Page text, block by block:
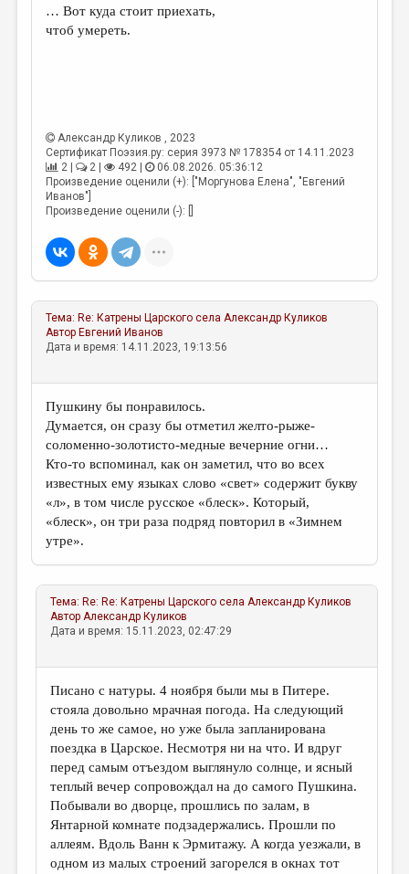
… Вот куда стоит приехать,
чтоб умереть.
Александр Куликов , 2023
Сертификат Поэзия.ру: серия 3973 № 178354 от 14.11.2023
2 |
2 | 492 |
06.08.2026. 05:36:12
Произведение оценили (+): ["Моргунова Елена", "Евгений
Иванов"]
Произведение оценили (-): []
Тема: Re: Катрены Царского села Александр Куликов
Автор Евгений Иванов
Дата и время: 14.11.2023, 19:13:56
Пушкину бы понравилось.
Думается, он сразу бы отметил желто-рыже-
соломенно-золотисто-медные вечерние огни…
Кто-то вспоминал, как он заметил, что во всех
известных ему языках слово «свет» содержит букву
«л», в том числе русское «блеск». Который,
«блеск», он три раза подряд повторил в «Зимнем
утре».
Тема: Re: Re: Катрены Царского села Александр Куликов
АвторАлександр Куликов
Дата и время: 15.11.2023, 02:47:29
Писано с натуры. 4 ноября были мы в Питере.
стояла довольно мрачная погода. На следующий
день то же самое, но уже была запланирована
поездка в Царское. Несмотря ни на что. И вдруг
перед самым отъездом выглянуло солнце, и ясный
теплый вечер сопровождал на до самого Пушкина.
Побывали во дворце, прошлись по залам, в
Янтарной комнате подзадержались. Прошли по
аллеям. Вдоль Ванн к Эрмитажу. А когда уезжали, в
одном из малых строений загорелся в окнах тот